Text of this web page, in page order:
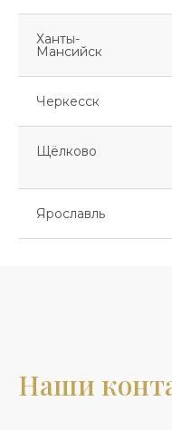
Ханты-
Мансийск
Черкесск
Щёлково
Ярославль
Наши